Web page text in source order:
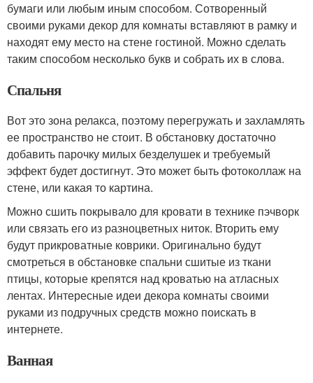
бумаги или любым иным способом. Сотворенный
своими руками декор для комнаты вставляют в рамку и
находят ему место на стене гостиной. Можно сделать
таким способом несколько букв и собрать их в слова.
Спальня
Вот это зона релакса, поэтому перегружать и захламлять
ее пространство не стоит. В обстановку достаточно
добавить парочку милых безделушек и требуемый
эффект будет достигнут. Это может быть фотоколлаж на
стене, или какая то картина.
Можно сшить покрывало для кровати в технике пэчворк
или связать его из разноцветных ниток. Вторить ему
будут прикроватные коврики. Оригинально будут
смотреться в обстановке спальни сшитые из ткани
птицы, которые крепятся над кроватью на атласных
лентах. Интересные идеи декора комнаты своими
руками из подручных средств можно поискать в
интернете.
Ванная